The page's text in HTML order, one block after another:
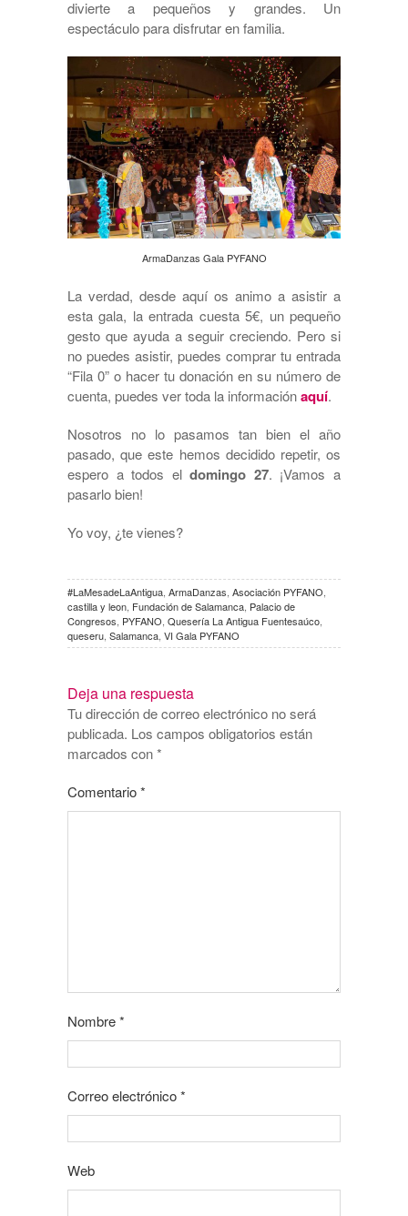
divierte a pequeños y grandes. Un
espectáculo para disfrutar en familia.
ArmaDanzas Gala PYFANO
La verdad, desde aquí os animo a asistir a
esta gala, la entrada cuesta 5€, un pequeño
gesto que ayuda a seguir creciendo. Pero si
no puedes asistir, puedes comprar tu entrada
“Fila 0” o hacer tu donación en su número de
cuenta, puedes ver toda la informaciónaquí.
Nosotros no lo pasamos tan bien el año
pasado, que este hemos decidido repetir, os
espero a todos eldomingo 27. ¡Vamos a
pasarlo bien!
Yo voy, ¿te vienes?
#LaMesadeLaAntigua ArmaDanzas Asociación PYFANO
castilla y leon Fundación de Salamanca Palacio de
Congresos PYFANO Quesería La Antigua Fuentesaúco
queseru Salamanca VI Gala PYFANO
Deja una respuesta
Tu dirección de correo electrónico no será
publicada. Los campos obligatorios están
marcados con*
Comentario*
Nombre*
Correo electrónico*
Web